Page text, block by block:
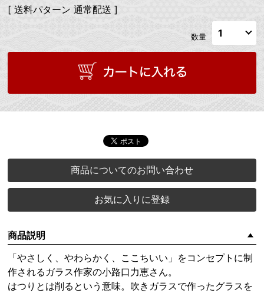
[ 送料パターン 通常配送 ]
数量
商品についてのお問い合わせ
お気に入りに登録
商品説明
「やさしく、やわらかく、ここちいい」をコンセプトに制
作されるガラス作家の小路口力恵さん。
はつりとは削るという意味。吹きガラスで作ったグラスを